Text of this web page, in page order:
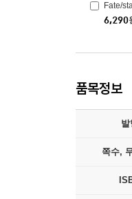
Fate/
6,290
품목정보
발
쪽수,